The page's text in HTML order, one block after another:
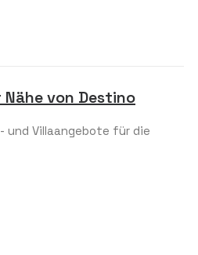
von Destino
und Villaangebote für die
ODER NACHRICHT